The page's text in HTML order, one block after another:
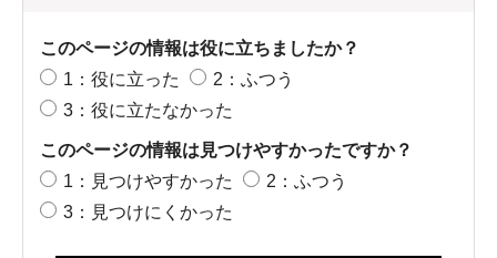
このページの情報は役に立ちましたか？
1：役に立った
2：ふつう
3：役に立たなかった
このページの情報は見つけやすかったですか？
1：見つけやすかった
2：ふつう
3：見つけにくかった